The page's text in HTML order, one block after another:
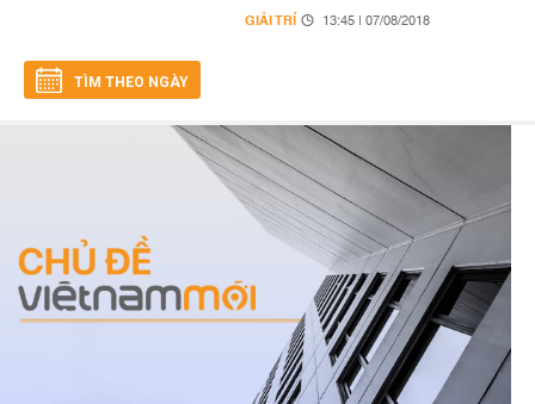
GIẢI TRÍ 13:45 | 07/08/2018
TÌM THEO NGÀY